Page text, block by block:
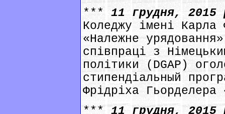
***11 грудня,
Коледжу імені Карла
«Належне
співпраці з
політики (DGAP)
стипендіальный
Фрідріха
***11 грудня,